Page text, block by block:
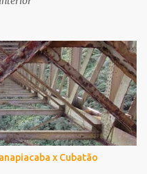
x Cubatão